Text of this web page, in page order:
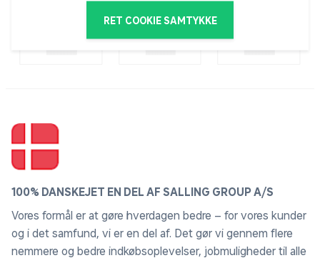
RET COOKIE SAMTYKKE
100% DANSKEJET EN DEL AF SALLING GROUP A/S
Vores formål er at gøre hverdagen bedre – for vores kunder
og i det samfund, vi er en del af. Det gør vi gennem flere
nemmere og bedre indkøbsoplevelser, jobmuligheder til alle